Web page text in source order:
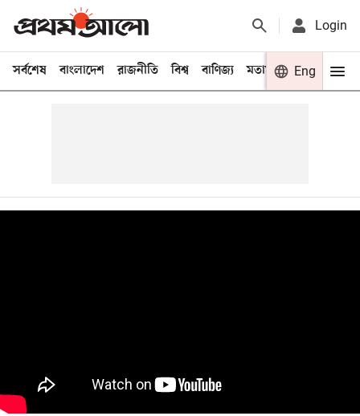
Login
সর্বশেষ বাংলাদেশ রাজনীতি বিশ্ব বাণিজ্য মতামত খেলা
Eng